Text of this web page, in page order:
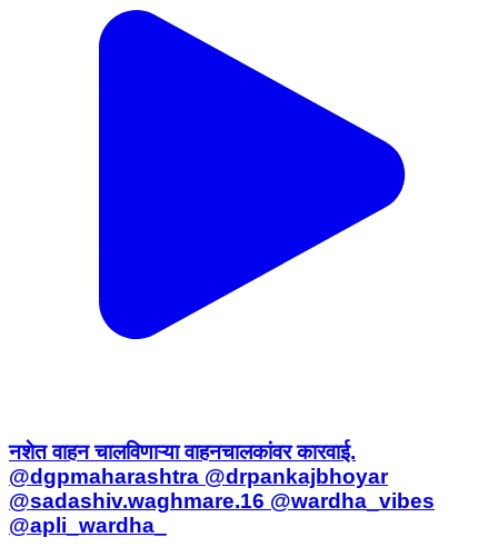
नशेत वाहन चालविणाऱ्या वाहनचालकांवर कारवाई.
Wardha, Maharashtra | Aug 3, 2026